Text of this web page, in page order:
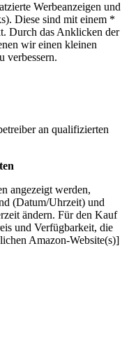
Werbeanzeigen und
Diese sind mit einem *
Durch das Anklicken der
wir einen kleinen
verbessern.
an qualifizierten
angezeigt werden,
(Datum/Uhrzeit) und
ändern. Für den Kauf
und Verfügbarkeit, die
Amazon-Website(s)]